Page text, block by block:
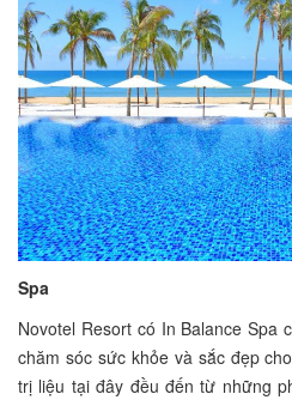
Spa
Novotel Resort có In Balance Spa
chăm sóc sức khỏe và sắc đẹp
trị liệu tại đây đều đến từ những